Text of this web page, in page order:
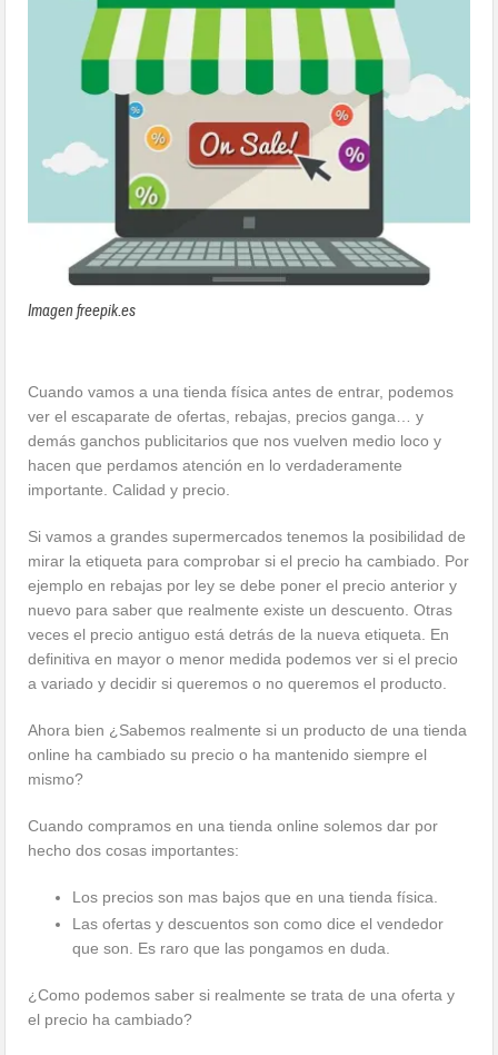
Imagen freepik.es
Cuando vamos a una tienda física antes de entrar, podemos
ver el escaparate de ofertas, rebajas, precios ganga… y
demás ganchos publicitarios que nos vuelven medio loco y
hacen que perdamos atención en lo verdaderamente
importante. Calidad y precio.
Si vamos a grandes supermercados tenemos la posibilidad de
mirar la etiqueta para comprobar si el precio ha cambiado. Por
ejemplo en rebajas por ley se debe poner el precio anterior y
nuevo para saber que realmente existe un descuento. Otras
veces el precio antiguo está detrás de la nueva etiqueta. En
definitiva en mayor o menor medida podemos ver si el precio
a variado y decidir si queremos o no queremos el producto.
Ahora bien ¿Sabemos realmente si un producto de una tienda
online ha cambiado su precio o ha mantenido siempre el
mismo?
Cuando compramos en una tienda online solemos dar por
hecho dos cosas importantes:
Los precios son mas bajos que en una tienda física.
Las ofertas y descuentos son como dice el vendedor
que son. Es raro que las pongamos en duda.
¿Como podemos saber si realmente se trata de una oferta y
el precio ha cambiado?